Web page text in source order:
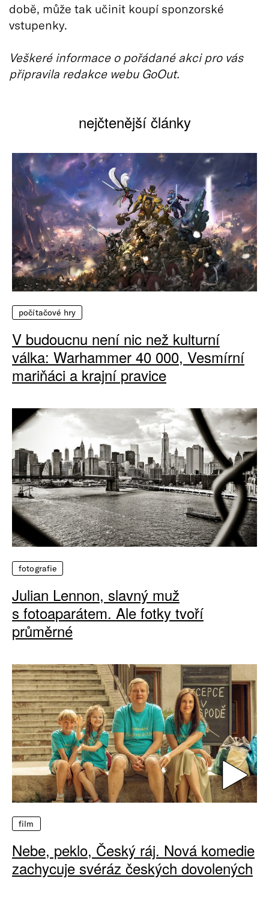
době, může tak učinit koupí sponzorské
vstupenky.
Veškeré informace o pořádané akci pro vás
připravila redakce webu GoOut.
nejčtenější články
počítačové hry
V budoucnu není nic než kulturní
válka: Warhammer 40 000, Vesmírní
mariňáci a krajní pravice
fotografie
Julian Lennon, slavný muž
s fotoaparátem. Ale fotky tvoří
průměrné
film
Nebe, peklo, Český ráj. Nová komedie
zachycuje svéráz českých dovolených